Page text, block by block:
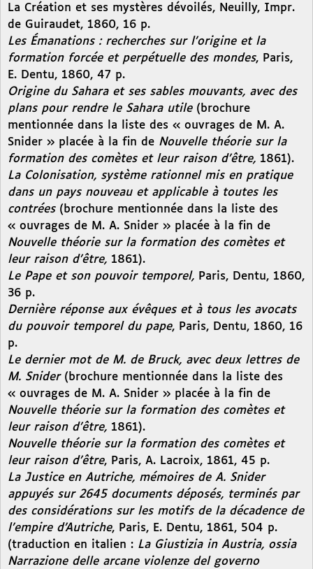
La Création et ses mystères dévoilés, Neuilly, Impr.
de Guiraudet, 1860, 16 p.
Les Émanations : recherches sur l’origine et la
formation forcée et perpétuelle des mondes, Paris,
E. Dentu, 1860, 47 p.
Origine du Sahara et ses sables mouvants, avec des
plans pour rendre le Sahara utile (brochure
mentionnée dans la liste des « ouvrages de M. A.
Snider » placée à la fin de Nouvelle théorie sur la
formation des comètes et leur raison d’être, 1861).
La Colonisation, système rationnel mis en pratique
dans un pays nouveau et applicable à toutes les
contrées (brochure mentionnée dans la liste des
« ouvrages de M. A. Snider » placée à la fin de
Nouvelle théorie sur la formation des comètes et
leur raison d’être, 1861).
Le Pape et son pouvoir temporel, Paris, Dentu, 1860,
36 p.
Dernière réponse aux évêques et à tous les avocats
du pouvoir temporel du pape, Paris, Dentu, 1860, 16
p.
Le dernier mot de M. de Bruck, avec deux lettres de
M. Snider (brochure mentionnée dans la liste des
« ouvrages de M. A. Snider » placée à la fin de
Nouvelle théorie sur la formation des comètes et
leur raison d’être, 1861).
Nouvelle théorie sur la formation des comètes et
leur raison d’être, Paris, A. Lacroix, 1861, 45 p.
La Justice en Autriche, mémoires de A. Snider
appuyés sur 2645 documents déposés, terminés par
des considérations sur les motifs de la décadence de
l’empire d’Autriche, Paris, E. Dentu, 1861, 504 p.
(traduction en italien : La Giustizia in Austria, ossia
Narrazione delle arcane violenze del governo